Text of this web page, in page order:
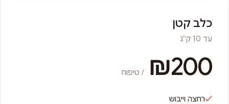
כלב קטן
עד 10 ק"ג
₪200 / טיפוח
רחצה וייבוש